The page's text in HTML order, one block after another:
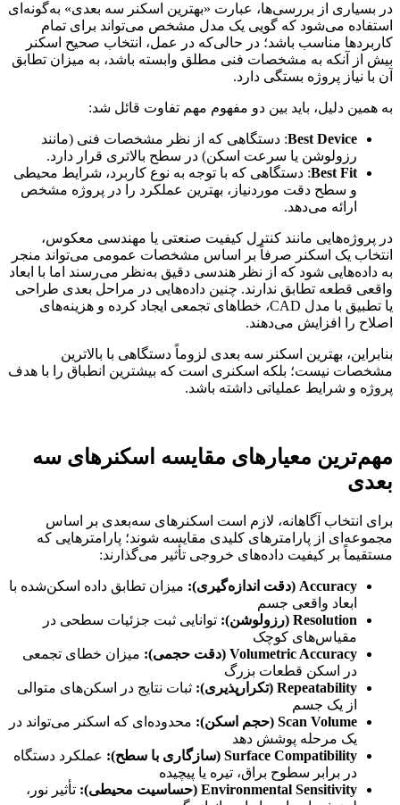
در بسیاری از بررسی‌ها، عبارت «بهترین اسکنر سه بعدی» به‌گونه‌ای
استفاده می‌شود که گویی یک مدل مشخص می‌تواند برای تمام
کاربردها مناسب باشد؛ در حالی‌که در عمل، انتخاب صحیح اسکنر
بیش از آنکه به مشخصات فنی مطلق وابسته باشد، به میزان تطابق
آن با نیاز پروژه بستگی دارد.
به همین دلیل، باید بین دو مفهوم مهم تفاوت قائل شد:
Best Device: دستگاهی که از نظر مشخصات فنی (مانند
رزولوشن یا سرعت اسکن) در سطح بالاتری قرار دارد.
Best Fit: دستگاهی که با توجه به نوع کاربرد، شرایط محیطی
و سطح دقت موردنیاز، بهترین عملکرد را در پروژه مشخص
ارائه می‌دهد.
در پروژه‌هایی مانند کنترل کیفیت صنعتی یا مهندسی معکوس،
انتخاب یک اسکنر صرفاً بر اساس مشخصات عمومی می‌تواند منجر
به داده‌هایی شود که از نظر هندسی دقیق به‌نظر می‌رسند اما با ابعاد
واقعی قطعه تطابق ندارند. چنین داده‌هایی در مراحل بعدی طراحی
یا تطبیق با مدل CAD، خطاهای تجمعی ایجاد کرده و هزینه‌های
اصلاح را افزایش می‌دهند.
بنابراین، بهترین اسکنر سه بعدی لزوماً دستگاهی با بالاترین
مشخصات نیست؛ بلکه اسکنری است که بیشترین انطباق را با هدف
پروژه و شرایط عملیاتی داشته باشد.
مهم‌ترین معیارهای مقایسه اسکنرهای سه
بعدی
برای انتخاب آگاهانه، لازم است اسکنرهای سه‌بعدی بر اساس
مجموعه‌ای از پارامترهای کلیدی مقایسه شوند؛ پارامترهایی که
مستقیماً بر کیفیت داده‌های خروجی تأثیر می‌گذارند:
Accuracy ( دقت اندازه‌گیری): میزان تطابق داده اسکن‌شده با
ابعاد واقعی جسم
Resolution ( رزولوشن): توانایی ثبت جزئیات سطحی در
مقیاس‌های کوچک
Volumetric Accuracy ( دقت حجمی): میزان خطای تجمعی
در اسکن قطعات بزرگ
Repeatability ( تکرارپذیری): ثبات نتایج در اسکن‌های متوالی
از یک جسم
Scan Volume ( حجم اسکن): محدوده‌ای که اسکنر می‌تواند در
یک مرحله پوشش دهد
Surface Compatibility ( سازگاری با سطح): عملکرد دستگاه
در برابر سطوح براق، تیره یا پیچیده
Environmental Sensitivity ( حساسیت محیطی): تأثیر نور،